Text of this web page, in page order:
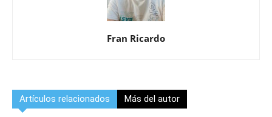
Fran Ricardo
Artículos relacionados Más del autor